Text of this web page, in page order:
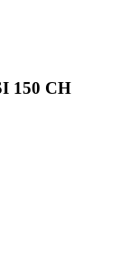
150 CH